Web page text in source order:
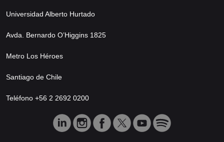
Universidad Alberto Hurtado
Avda. Bernardo O’Higgins 1825
Metro Los Héroes
Santiago de Chile
Teléfono +56 2 2692 0200